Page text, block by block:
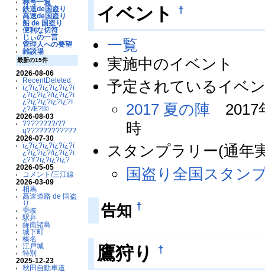
称号一覧
鉄道de国盗り
高速de国盗り
船 de 国盗り
便利な切符
じぃの一言
管理人への要望
雑談場
最新の15件
2026-08-06
RecentDeleted
ï¿?ï¿?ï¿?ï¿?ï¿?ï
¿?ï¿?ï¿?/ï¿?ï¿?ï
¿?ï¿?ï¿?ï¿?ï¿?ï
¿?Æ?Ï©
2026-08-03
????????/??
ų????????????
2026-07-30
ï¿?ï¿?ï¿?ï¿?ï¿?ï
¿?ï¿?ï¿?/ï¿?ï¿?ï
¿?Ý?ï¿?ï¿?ï¿?
2026-05-05
コメント/三江線
2026-03-09
相馬
高速道路 de 国盗
り
壱岐
駅弁
薩南諸島
城下町
榛名
江戸城
特別
2025-12-23
秋田自動車道
イベント †
一覧
実施中のイベント
予定されているイベ
2017 夏の陣 2017
時
スタンプラリー(通年
国盗り全国スタン
告知 †
鷹狩り †